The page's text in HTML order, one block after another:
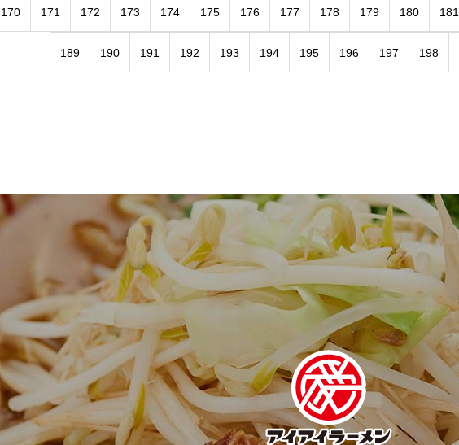
170 171 172 173 174 175 176 177 178 179 180 181
189 190 191 192 193 194 195 196 197 198